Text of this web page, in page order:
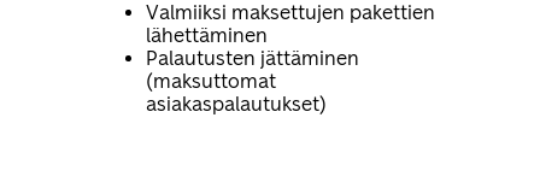
Valmiiksi maksettujen pakettien
lähettäminen
Palautusten jättäminen
(maksuttomat
asiakaspalautukset)